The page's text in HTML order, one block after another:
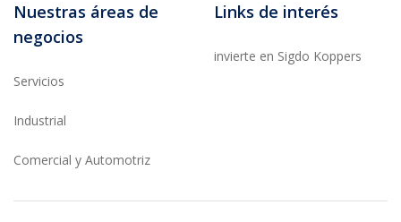
Nuestras áreas de
negocios
Servicios
Industrial
Comercial y Automotriz
Links de interés
invierte en Sigdo Koppers